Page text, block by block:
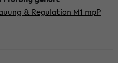
& Regulation M1 mpP